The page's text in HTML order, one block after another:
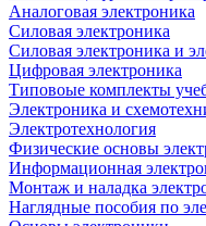
Аналоговая электроника
Cиловая электроника
Cиловая электроника и
Цифровая электроника
Типовоые комплекты
Электроника и
Электротехнология
Физические основы
Информационная
Монтаж и наладка
Наглядные пособия по